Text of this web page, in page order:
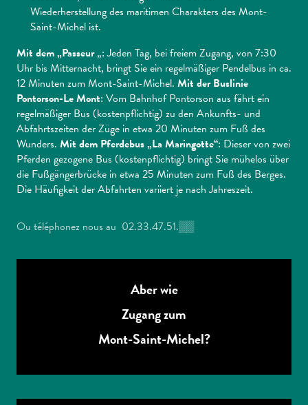
Wiederherstellung des maritimen Charakters des Mont-
Saint-Michel ist.
Mit dem „Passeur„: Jeden Tag, bei freiem Zugang, von 7:30
Uhr bis Mitternacht, bringt Sie ein regelmäßiger Pendelbus in ca.
12 Minuten zum Mont-Saint-Michel. Mit der Buslinie
Pontorson-Le Mont: Vom Bahnhof Pontorson aus fährt ein
regelmäßiger Bus (kostenpflichtig) zu den Ankunfts- und
Abfahrtszeiten der Züge in etwa 20 Minuten zum Fuß des
Wunders. Mit dem Pferdebus „La Maringotte“: Dieser von zwei
Pferden gezogene Bus (kostenpflichtig) bringt Sie mühelos über
die Fußgängerbrücke in etwa 25 Minuten zum Fuß des Berges.
Die Häufigkeit der Abfahrten variiert je nach Jahreszeit.
Ou téléphonez nous au 02.33.47.51.▒▒
Aber wie
Zugang zum
Mont-Saint-Michel?